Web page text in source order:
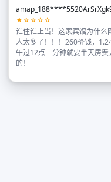
★☆☆☆☆
谁住谁上当！这家宾馆为什么
人太多了！！！260价钱，
午过12点一分钟就要半天房
的！